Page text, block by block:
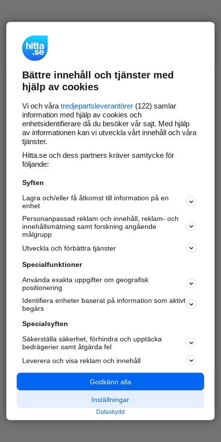
Bättre innehåll och tjänster med
hjälp av cookies
Vi och våra tredjepartsleverantörer(122) samlar
information med hjälp av cookies och
enhetsidentifierare då du besöker vår sajt. Med hjälp
av informationen kan vi utveckla vårt innehåll och våra
tjänster.
Hitta.se och dess partners kräver samtycke för
följande:
Syften
Lagra och/eller få åtkomst till information på en
enhet
Personanpassad reklam och innehåll, reklam- och
innehållsmätning samt forskning angående
målgrupp
Utveckla och förbättra tjänster
Specialfunktioner
Använda exakta uppgifter om geografisk
positionering
Identifiera enheter baserat på information som aktivt
begärs
Specialsyften
Säkerställa säkerhet, förhindra och upptäcka
bedrägerier samt åtgärda fel
Leverera och visa reklam och innehåll
Godkänn alla
Inställningar
Dataskydd